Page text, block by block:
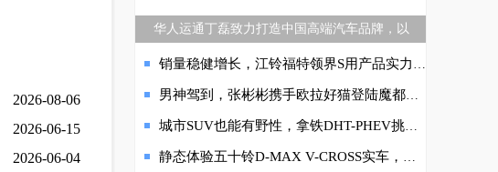
2026-08-06
2026-06-15
2026-06-04
华人运通丁磊致力打造中国高端汽车品牌，以
销量稳健增长，江铃福特领界S用产品实力说话
男神驾到，张彬彬携手欧拉好猫登陆魔都车展
城市SUV也能有野性，拿铁DHT-PHEV挑战北京西山沟越野场
静态体验五十铃D-MAX V-CROSS实车，智能时尚满级！